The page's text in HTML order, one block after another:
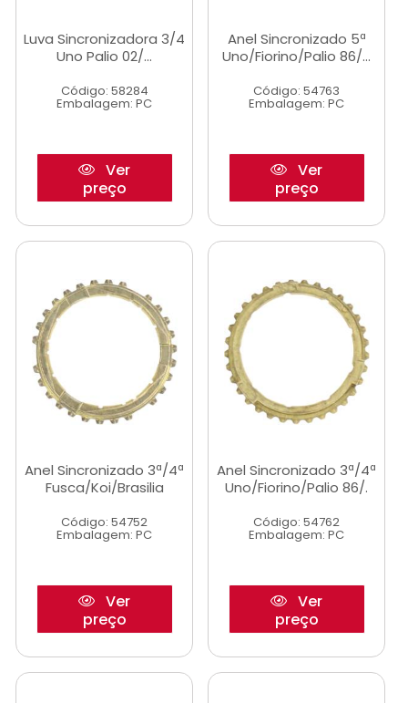
Luva Sincronizadora 3/4
Uno Palio 02/...
Código: 58284
Embalagem: PC
Ver
preço
Anel Sincronizado 5ª
Uno/Fiorino/Palio 86/...
Código: 54763
Embalagem: PC
Ver
preço
Anel Sincronizado 3ª/4ª
Fusca/Koi/Brasilia
Código: 54752
Embalagem: PC
Ver
preço
Anel Sincronizado 3ª/4ª
Uno/Fiorino/Palio 86/.
Código: 54762
Embalagem: PC
Ver
preço